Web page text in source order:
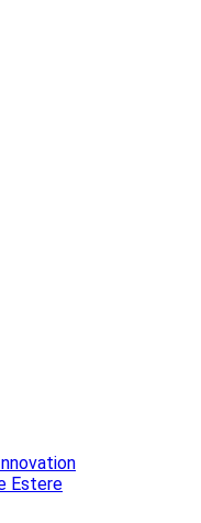
Innovation
Estere